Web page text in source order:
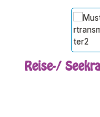
Reise-/